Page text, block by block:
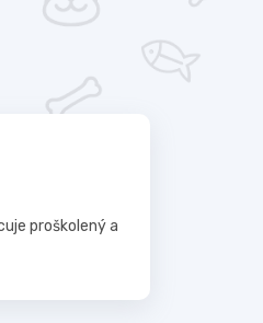
proškolený a